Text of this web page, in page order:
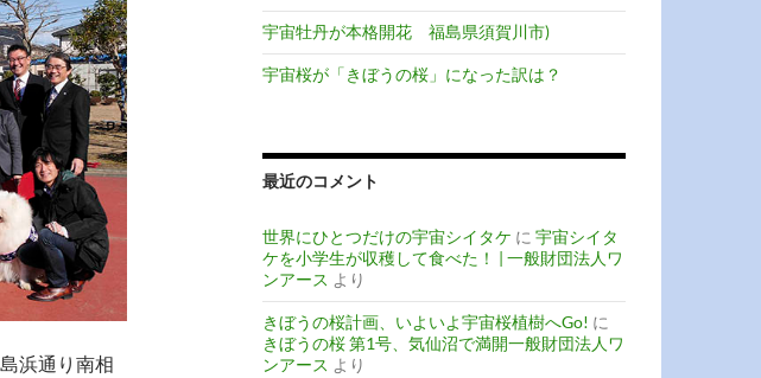
浜通り南相
宇宙牡丹が本格開花 福島県須賀川市)
宇宙桜が「きぼうの桜」になった訳は？
最近のコメント
世界にひとつだけの宇宙シイタケ に 宇宙シイタ
ケを小学生が収穫して食べた！ | 一般財団法人ワ
ンアース より
きぼうの桜計画、いよいよ宇宙桜植樹へGo! に
きぼうの桜 第1号、気仙沼で満開一般財団法人ワ
ンアース より